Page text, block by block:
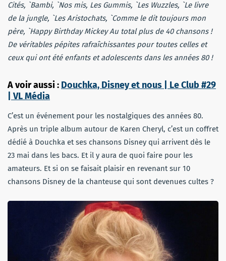
Cités, `Bambi, `Nos mis, Les Gummis, `Les Wuzzles, `Le livre
de la jungle, `Les Aristochats, `Comme le dit toujours mon
père, `Happy Birthday Mickey Au total plus de 40 chansons !
De véritables pépites rafraîchissantes pour toutes celles et
ceux qui ont été enfants et adolescents dans les années 80 !
A voir aussi : Douchka, Disney et nous | Le Club #29
| VL Média
C’est un événement pour les nostalgiques des années 80.
Après un triple album autour de Karen Cheryl, c’est un coffret
dédié à Douchka et ses chansons Disney qui arrivent dès le
23 mai dans les bacs. Et il y aura de quoi faire pour les
amateurs. Et si on se faisait plaisir en revenant sur 10
chansons Disney de la chanteuse qui sont devenues cultes ?